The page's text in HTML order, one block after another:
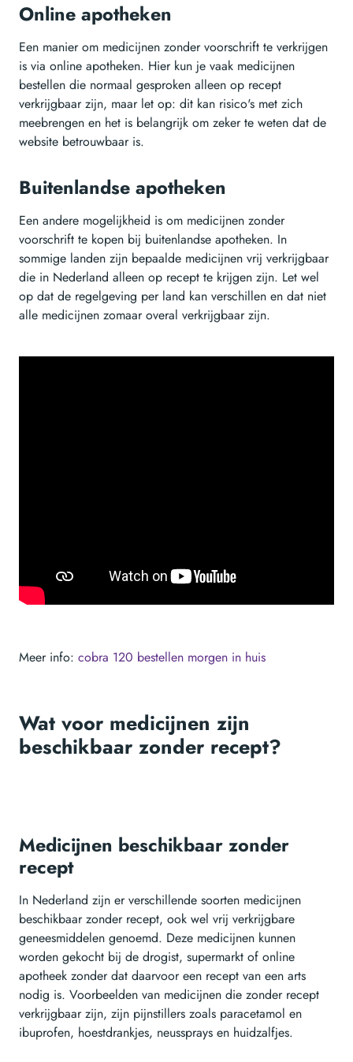
Online apotheken
Een manier om medicijnen zonder voorschrift te verkrijgen
is via online apotheken. Hier kun je vaak medicijnen
bestellen die normaal gesproken alleen op recept
verkrijgbaar zijn, maar let op: dit kan risico's met zich
meebrengen en het is belangrijk om zeker te weten dat de
website betrouwbaar is.
Buitenlandse apotheken
Een andere mogelijkheid is om medicijnen zonder
voorschrift te kopen bij buitenlandse apotheken. In
sommige landen zijn bepaalde medicijnen vrij verkrijgbaar
die in Nederland alleen op recept te krijgen zijn. Let wel
op dat de regelgeving per land kan verschillen en dat niet
alle medicijnen zomaar overal verkrijgbaar zijn.
Meer info: cobra 120 bestellen morgen in huis
Wat voor medicijnen zijn
beschikbaar zonder recept?
Medicijnen beschikbaar zonder
recept
In Nederland zijn er verschillende soorten medicijnen
beschikbaar zonder recept, ook wel vrij verkrijgbare
geneesmiddelen genoemd. Deze medicijnen kunnen
worden gekocht bij de drogist, supermarkt of online
apotheek zonder dat daarvoor een recept van een arts
nodig is. Voorbeelden van medicijnen die zonder recept
verkrijgbaar zijn, zijn pijnstillers zoals paracetamol en
ibuprofen, hoestdrankjes, neussprays en huidzalfjes.